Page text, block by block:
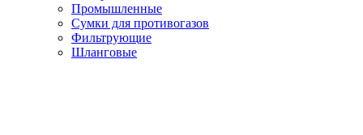
Промышленные
Сумки для противогазов
Фильтрующие
Шланговые